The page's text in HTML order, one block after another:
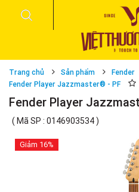
Trang chủ Sản phẩm
Fender
Fender Player Jazzmaster® - PF
Fender Player
( Mã SP : 0146903534 )
Giảm 16%